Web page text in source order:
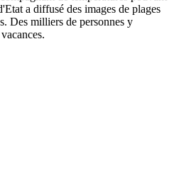
a diffusé des images de plages
Des milliers de personnes y